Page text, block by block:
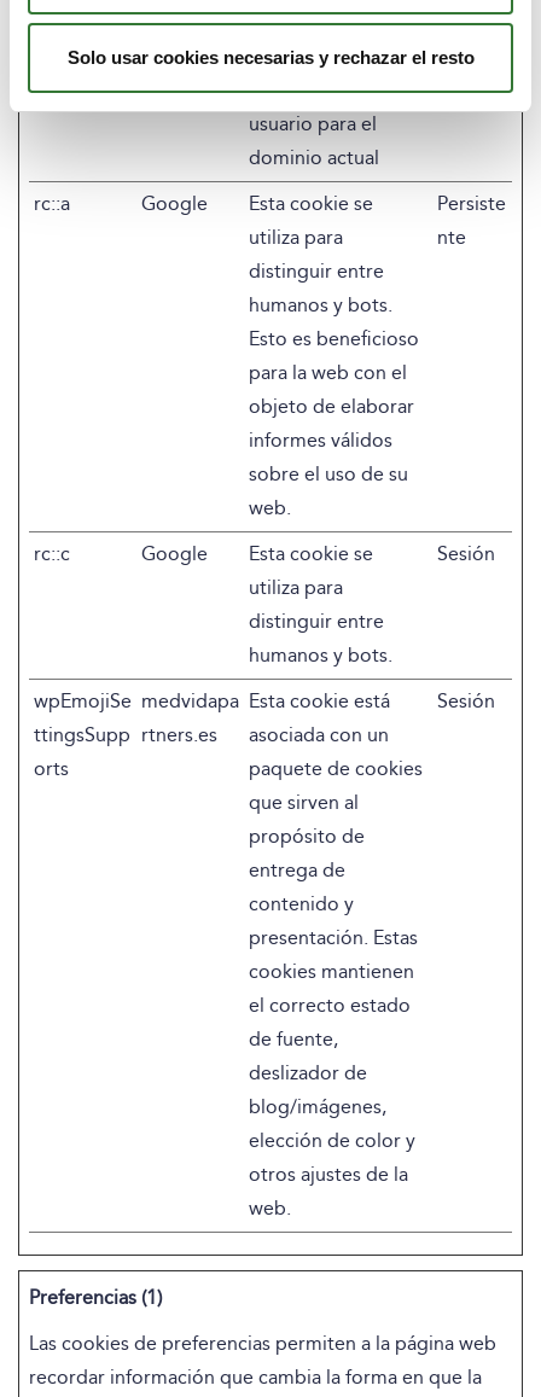
Solo usar cookies necesarias y rechazar el resto
CookieCo
nsent
Cookiebot Almacena el estado
de consentimiento
de cookies del
usuario para el
dominio actual
1 año
rc::a Google
Esta cookie se
utiliza para
distinguir entre
humanos y bots.
Esto es beneficioso
para la web con el
objeto de elaborar
informes válidos
sobre el uso de su
web.
Persiste
nte
rc::c Google
Esta cookie se
utiliza para
distinguir entre
humanos y bots.
Sesión
wpEmojiSe
ttingsSupp
orts
medvidapa
rtners.es
Esta cookie está
asociada con un
paquete de cookies
que sirven al
propósito de
entrega de
contenido y
presentación. Estas
cookies mantienen
el correcto estado
de fuente,
deslizador de
blog/imágenes,
elección de color y
otros ajustes de la
web.
Sesión
Preferencias (1)
Las cookies de preferencias permiten a la página web
recordar información que cambia la forma en que la